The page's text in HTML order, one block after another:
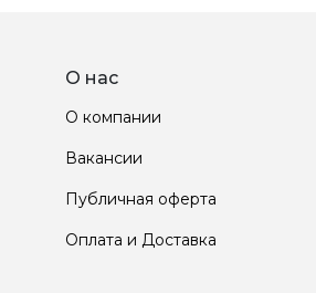
О нас
О компании
Вакансии
Публичная оферта
Оплата и Доставка